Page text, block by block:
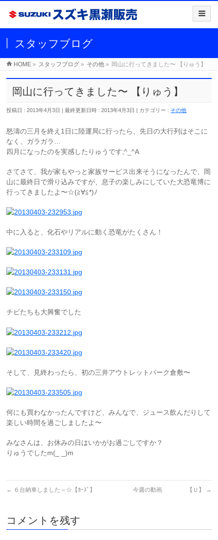
スタッフブログ
HOME » スタッフブログ » その他 » 岡山に行ってきました〜 【りゅう】
岡山に行ってきました〜 【りゅう】
投稿日 : 2013年4月3日 最終更新日時 : 2013年4月3日 カテゴリー : その他
怒濤の三月を終え1日に陸運局に行ったら、先日の大行列はそこに
なく、ガラガラ…
四月になったのを実感したりゅうです;^_^A
さてさて、我が家もやっと家族サービス出来そうになったんで、岡
山に最終日で滑り込みですが、息子の楽しみにしていた大恐竜博に
行ってきましたよ〜☆(≧∀≦*)ﾉ
中に入ると、化石やリアルに動く恐竜がたくさん！
チビたちも大興奮でした
そして、見終わったら、初の三井アウトレットパーク倉敷〜
何にも買わなかったんですけど、みんなで、ジュース飲んだりして
楽しい時間を過ごしましたよ〜
みなさんは、お休みの日はいかがお過ごしですか？
りゅうでしたm(_ _)m
← ６台納車しました～☆【ｶｰｽﾞ】 今週の動画 【Ｕ】 →
コメントを残す